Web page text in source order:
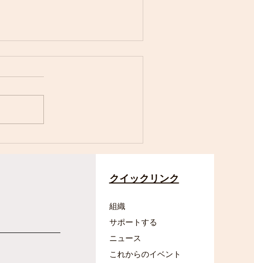
バザーのニュース番組を放送
クイックリンク
組織
サポートする
ニュース
これからのイベント